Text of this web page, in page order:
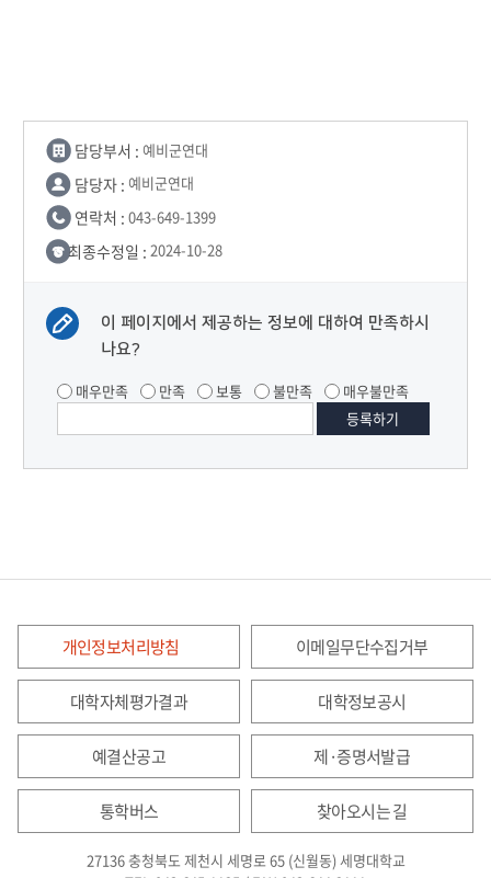
담당부서 : 예비군연대
담당자 : 예비군연대
연락처 : 043-649-1399
최종수정일 : 2024-10-28
이 페이지에서 제공하는 정보에 대하여 만족하시
나요?
매우만족 만족 보통 불만족 매우불만족
개인정보처리방침 이메일무단수집거부
대학자체평가결과 대학정보공시
예결산공고 제·증명서발급
통학버스 찾아오시는 길
27136 충청북도 제천시 세명로 65 (신월동) 세명대학교